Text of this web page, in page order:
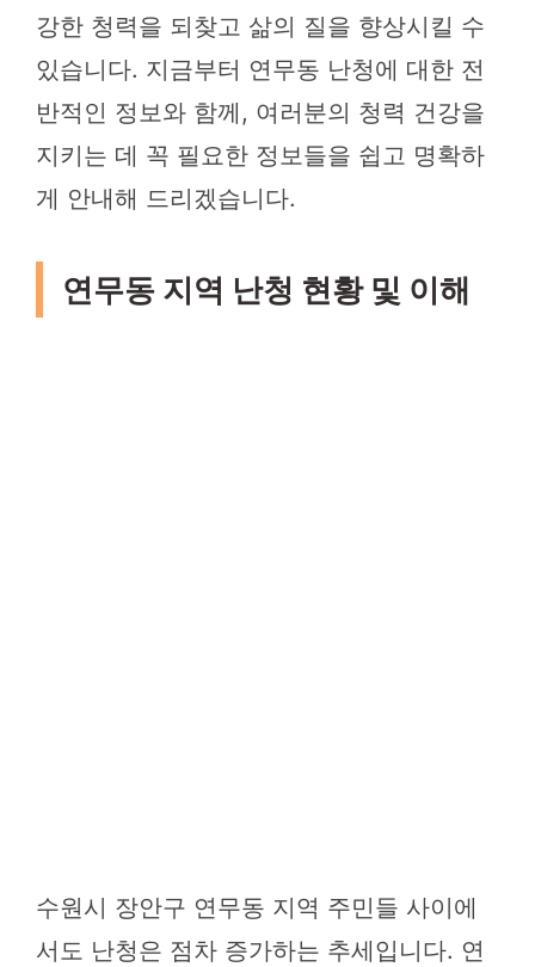
강한 청력을 되찾고 삶의 질을 향상시킬 수
있습니다. 지금부터 연무동 난청에 대한 전
반적인 정보와 함께, 여러분의 청력 건강을
지키는 데 꼭 필요한 정보들을 쉽고 명확하
게 안내해 드리겠습니다.
연무동 지역 난청 현황 및 이해
수원시 장안구 연무동 지역 주민들 사이에
서도 난청은 점차 증가하는 추세입니다. 연